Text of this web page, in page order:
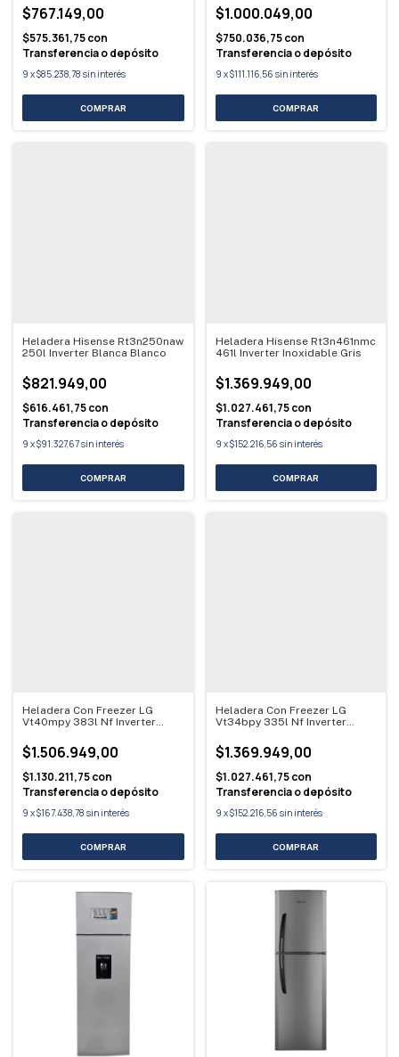
$767.149,00
$575.361,75con
Transferencia o depósito
9 x$85.238,78 sin interés
$1.000.049,00
$750.036,75con
Transferencia o depósito
9 x$111.116,56 sin interés
Heladera Hisense Rt3n250naw
250l Inverter Blanca Blanco
$821.949,00
$616.461,75con
Transferencia o depósito
9 x$91.327,67sin interés
Heladera Hisense Rt3n461nmc
461l Inverter Inoxidable Gris
$1.369.949,00
$1.027.461,75con
Transferencia o depósito
9 x$152.216,56 sin interés
Heladera Con Freezer LG
Vt40mpy 383l Nf Inverter
$1.506.949,00
$1.130.211,75con
Transferencia o depósito
9 x$167.438,78 sin interés
Heladera Con Freezer LG
Vt34bpy 335l Nf Inverter
$1.369.949,00
$1.027.461,75con
Transferencia o depósito
9 x$152.216,56 sin interés